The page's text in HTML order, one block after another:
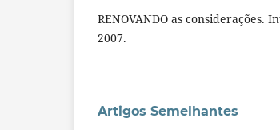
RENOVANDO as considerações.
2007.
Artigos Semelhantes